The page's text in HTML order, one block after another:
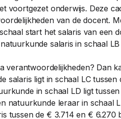
voortgezet onderwijs. Deze
van de docent.
start het salaris van een
salaris in schaal
verantwoordelijkheden? Dan
salaris ligt in schaal LC
in schaal LD ligt
natuurkunde leraar in schaal
tussen de € 3.714 en €